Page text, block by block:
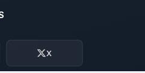
X
pour me parler !
petit assistant
ce dont tu as besoin
petits circuits